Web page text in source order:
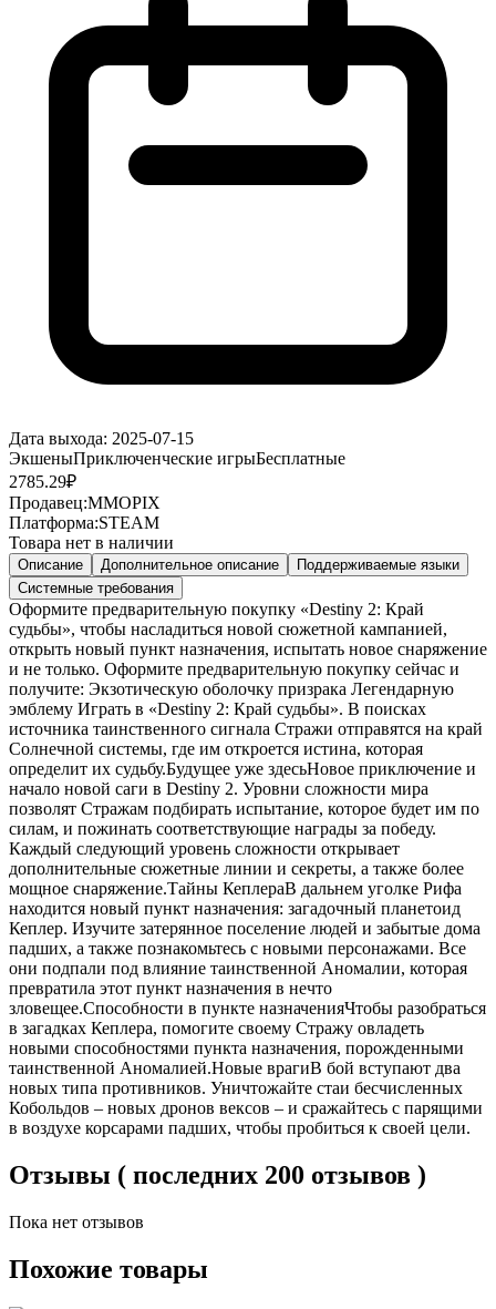
Дата выхода: 2025-07-15
ЭкшеныПриключенческие игрыБесплатные
2785.29₽
Продавец:MMOPIX
Платформа:STEAM
Товара нет в наличии
Описание Дополнительное описание
Поддерживаемые языки
Системные требования
Оформите предварительную покупку «Destiny 2: Край
судьбы», чтобы насладиться новой сюжетной кампанией,
открыть новый пункт назначения, испытать новое снаряжение
и не только. Оформите предварительную покупку сейчас и
получите: Экзотическую оболочку призрака Легендарную
эмблему Играть в «Destiny 2: Край судьбы». В поисках
источника таинственного сигнала Стражи отправятся на край
Солнечной системы, где им откроется истина, которая
определит их судьбу.Будущее уже здесьНовое приключение и
начало новой саги в Destiny 2. Уровни сложности мира
позволят Стражам подбирать испытание, которое будет им по
силам, и пожинать соответствующие награды за победу.
Каждый следующий уровень сложности открывает
дополнительные сюжетные линии и секреты, а также более
мощное снаряжение.Тайны КеплераВ дальнем уголке Рифа
находится новый пункт назначения: загадочный планетоид
Кеплер. Изучите затерянное поселение людей и забытые дома
падших, а также познакомьтесь с новыми персонажами. Все
они подпали под влияние таинственной Аномалии, которая
превратила этот пункт назначения в нечто
зловещее.Способности в пункте назначенияЧтобы разобраться
в загадках Кеплера, помогите своему Стражу овладеть
новыми способностями пункта назначения, порожденными
таинственной Аномалией.Новые врагиВ бой вступают два
новых типа противников. Уничтожайте стаи бесчисленных
Кобольдов – новых дронов вексов – и сражайтесь с парящими
в воздухе корсарами падших, чтобы пробиться к своей цели.
Отзывы ( последних 200 отзывов )
Пока нет отзывов
Похожие товары